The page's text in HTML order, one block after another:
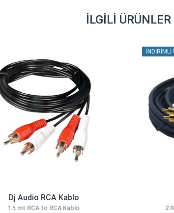
İLGILI ÜRÜNLER
Dj Audio RCA Kablo
1.5 mt RCA to RCA Kablo
İNDIRIMLI
2